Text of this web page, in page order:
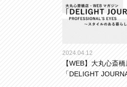
2024.04.12
【WEB】大丸心斎
「DELIGHT